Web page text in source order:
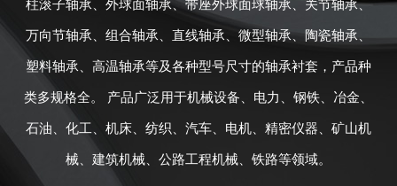
柱滚子轴承、外球面轴承、带座外球面球轴承、关节轴承、
万向节轴承、组合轴承、直线轴承、微型轴承、陶瓷轴承、
塑料轴承、高温轴承等及各种型号尺寸的轴承衬套，产品种
类多规格全。 产品广泛用于机械设备、电力、钢铁、冶金、
石油、化工、机床、纺织、汽车、电机、精密仪器、矿山机
械、建筑机械、公路工程机械、铁路等领域。